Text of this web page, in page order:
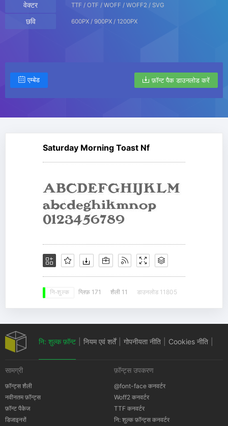
वेक्टर TTF / OTF / WOFF / WOFF2 / SVG
छवि 600PX / 900PX / 1200PX
एम्बेड फ़ॉन्ट पैक डाउनलोड करें
Saturday Morning Toast Nf
नि: शुल्क ग्लिफ़ 171 शैली 11 डाउनलोड 11805
नि: शुल्क फ़ॉन्ट नियम एवं शर्तें गोपनीयता नीति Cookies नीति
सामग्री
फ़ॉन्ट्स शैली
नवीनतम फ़ॉन्ट्स
फ़ॉन्ट पैकेज
डिजाइनरों
फ़ॉन्ट्स उपकरण
@font-face कनवर्टर
Woff2 कनवर्टर
TTF कनवर्टर
नि: शुल्क फ़ॉन्ट्स कनवर्टर